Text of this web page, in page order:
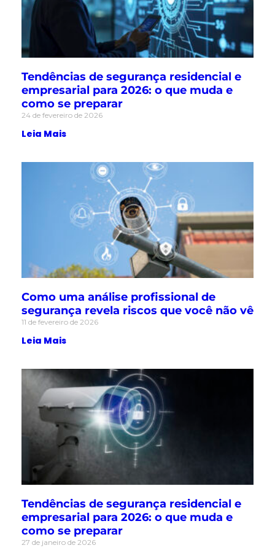
Tendências de segurança residencial e
empresarial para 2026: o que muda e
como se preparar
24 de fevereiro de 2026
Leia Mais
Como uma análise profissional de
segurança revela riscos que você não vê
11 de fevereiro de 2026
Leia Mais
Tendências de segurança residencial e
empresarial para 2026: o que muda e
como se preparar
27 de janeiro de 2026